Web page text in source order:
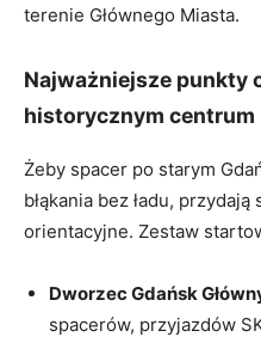
terenie Głównego Miasta.
Najważniejsze punkty
historycznym centrum
Żeby spacer po starym
błąkania bez ładu,
orientacyjne. Zestaw
Dworzec Gdańsk
spacerów, przyjazdów